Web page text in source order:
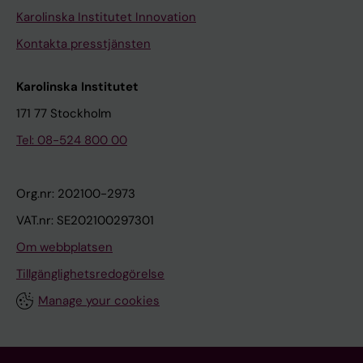
Karolinska Institutet Innovation
Kontakta presstjänsten
Karolinska Institutet
171 77 Stockholm
Tel: 08-524 800 00
Org.nr: 202100-2973
VAT.nr: SE202100297301
Om webbplatsen
Tillgänglighetsredogörelse
Manage your cookies